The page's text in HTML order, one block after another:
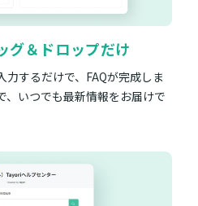
グ＆ドロップだけ
するだけで、FAQが完成しま
、いつでも最新情報をお届けで